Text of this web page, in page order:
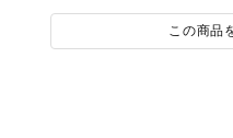
この商品